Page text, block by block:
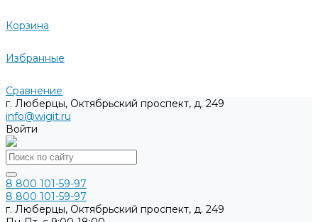
Корзина
Избранные
Сравнение
г. Люберцы, Октябрьский проспект, д. 249
info@wigit.ru
Войти
8 800 101-59-97
8 800 101-59-97
г. Люберцы, Октябрьский проспект, д. 249